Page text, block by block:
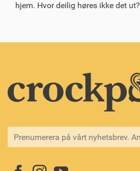
hjem. Hvor deilig høres ikke det ut?